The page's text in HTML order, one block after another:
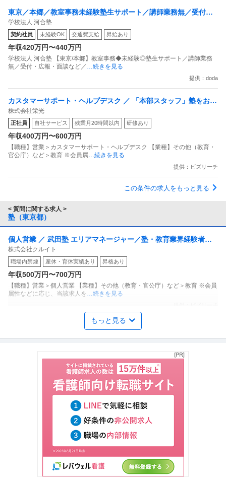
東京／本郷／教室事務未経験塾生サポート／講師業務無／受付・
広報・面談など／土日休可／420万～
学校法人 河合塾
契約社員 未経験OK 交通費支給 昇給あり
年収420万円〜440万円
学校法人 河合塾 【東京/本郷】教室事務◆未経験◎塾生サポート／講師業務
無／受付・広報・面談など／ …続きを見る
提供：doda
カスタマーサポート・ヘルプデスク ／ 「本部スタッフ」塾をお探
しのお客様と最適な教室をつなぐ役割です／完全反響型／時間外5
h以下／月・年間休日120日でワークライフバランス充実
株式会社栄光
正社員 自社サービス 残業月20時間以内 研修あり
年収400万円〜600万円
【職種】営業＞カスタマーサポート・ヘルプデスク 【業種】その他（教育・
官公庁）など＞教育 ※会員属…続きを見る
提供：ビズリーチ
この条件の求人をもっと見る
< 質問に関する求人 >
塾（東京都）
個人営業 ／ 武田塾 エリアマネージャー／塾・教育業界経験者歓
迎／年収500〜700万
株式会社クルイト
職場内禁煙 産休・育休実績あり 昇格あり
年収500万円〜700万円
【職種】営業＞個人営業 【業種】その他（教育・官公庁）など＞教育 ※会員
属性などに応じ、当該求人を…続きを見る
経理（財務会計） ／ 「池袋」経理・総務／未経験からもチャレン
ジ可／年休125日／土日祝休／残業月20H程度／上場G
三和タジマ株式会社
【職種】管理＞経理（財務会計） 【業種】メーカー＞その他 ※会員属性など
に応じ、当該求人をビズリー…続きを見る
Web広告運用・SEO ／ マーケティング担当
職場内禁煙
年収400万円〜700万円
【職種】デジタルマーケティング＞Web広告運用・SEO 【業種】その他（教
育・官公庁）など＞教育 …続きを見る
もっと見る